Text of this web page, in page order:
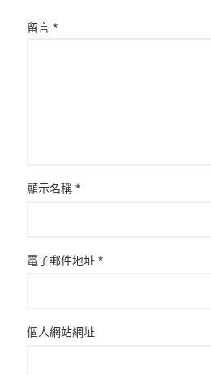
留言 *
顯示名稱 *
電子郵件地址 *
個人網站網址